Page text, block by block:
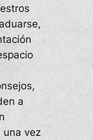
a
una vez